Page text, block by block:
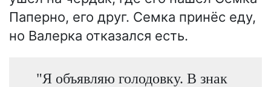
Паперно, его друг. Семка принёс еду,
но Валерка отказался есть.
"Я объявляю голодовку. В знак